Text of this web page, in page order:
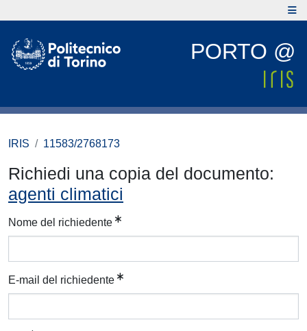
PORTO @
IRIS 11583/2768173
Richiedi una copia del documento:
agenti climatici
Nome del richiedente
E-mail del richiedente